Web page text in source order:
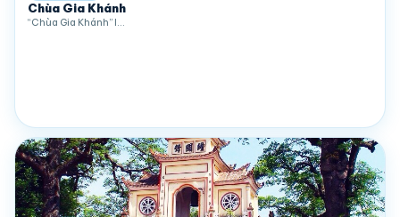
Chùa Gia Khánh
“Chùa Gia Khánh” l…